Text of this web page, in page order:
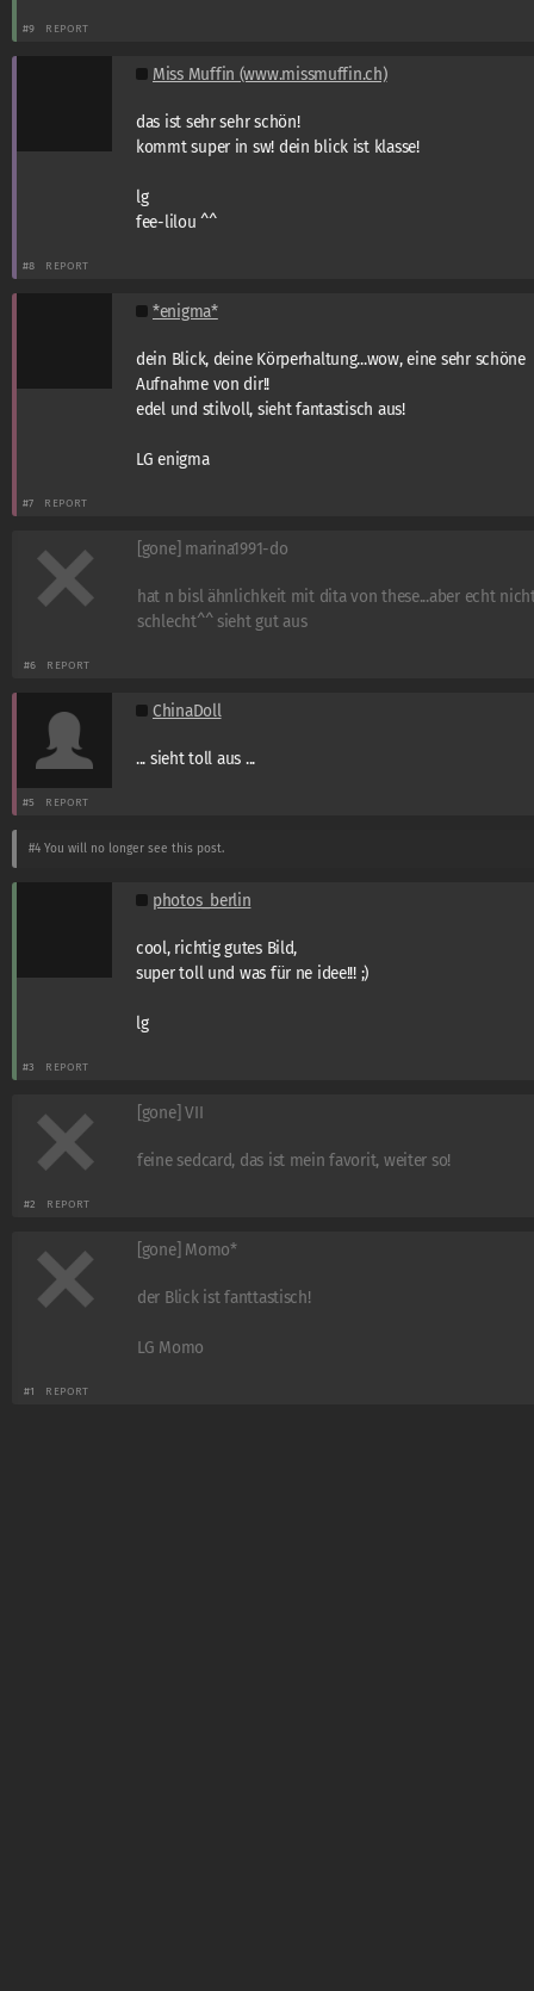
#9 REPORT
Miss Muffin (www.missmuffin.ch)
das ist sehr sehr schön!
kommt super in sw! dein blick ist klasse!
lg
fee-lilou ^^
#8 REPORT
*enigma*
dein Blick, deine Körperhaltung...wow, eine sehr schöne
Aufnahme von dir!!
edel und stilvoll, sieht fantastisch aus!
LG enigma
#7 REPORT
[gone] marina1991-do
hat n bisl ähnlichkeit mit dita von these...aber echt
schlecht^^ sieht gut aus
#6 REPORT
ChinaDoll
... sieht toll aus ...
#5 REPORT
#4 You will no longer see this post.
photos_berlin
cool, richtig gutes Bild,
super toll und was für ne idee!!! ;)
lg
#3 REPORT
[gone] VII
feine sedcard, das ist mein favorit, weiter so!
#2 REPORT
[gone] Momo*
der Blick ist fanttastisch!
LG Momo
#1 REPORT